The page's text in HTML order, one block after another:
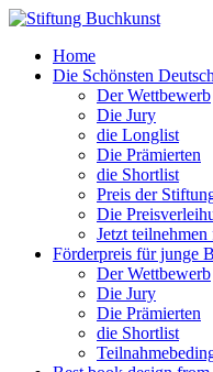
Home
Die Schönsten
Der Wettbewerb
Die Jury
die Longlist
Die Prämierten
die Shortlist
Preis der
Die
Jetzt
Förderpreis für junge
Der Wettbewerb
Die Jury
Die Prämierten
die Shortlist